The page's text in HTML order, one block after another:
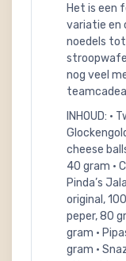
Het is een
variatie en
noedels tot
nog veel
INHOUD:
cheese
40 gram •
Pinda’s
original,
peper, 80
gram •
gram •